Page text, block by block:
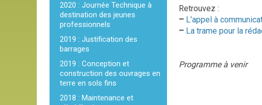
2020 : Journée Technique à
destination des jeunes
professionnels
2019 : Justification des
barrages
2019 : Conception et
construction des ouvrages en
terre en sols fins
2018 : Maintenance et
Retrouvez :
– L’appel à
– La trame pour la
Programme à venir